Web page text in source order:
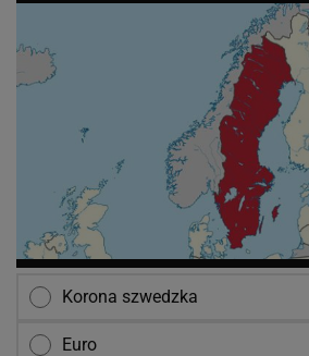
Korona szwedzka
Euro